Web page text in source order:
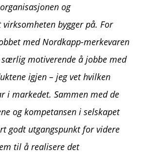
og
bygger på. For
med Nordkapp-merkevaren
motiverende å jobbe med
igjen – jeg vet hvilken
i markedet. Sammen med de
og kompetansen i selskapet
godt utgangspunkt for videre
til å realisere det